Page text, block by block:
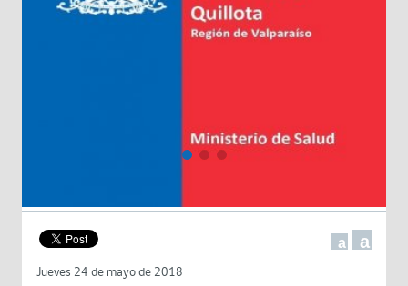
a a
Jueves 24 de mayo de 2018